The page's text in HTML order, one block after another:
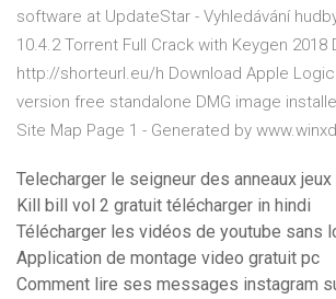
software at UpdateStar - Vyhledávání
10.4.2 Torrent Full Crack with Keygen 2018
http://shorteurl.eu/h Download Apple
version free standalone DMG image
Site Map Page 1 - Generated by
Telecharger le seigneur des anneaux jeux
Kill bill vol 2 gratuit télécharger in hindi
Télécharger les vidéos de youtube sans
Application de montage video gratuit pc
Comment lire ses messages instagram